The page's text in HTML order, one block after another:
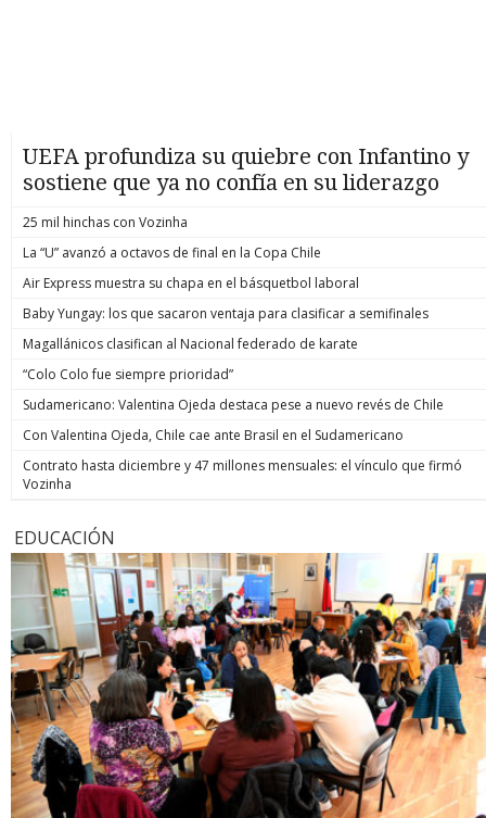
UEFA profundiza su quiebre con Infantino y
sostiene que ya no confía en su liderazgo
25 mil hinchas con Vozinha
La “U” avanzó a octavos de final en la Copa Chile
Air Express muestra su chapa en el básquetbol laboral
Baby Yungay: los que sacaron ventaja para clasificar a semifinales
Magallánicos clasifican al Nacional federado de karate
“Colo Colo fue siempre prioridad”
Sudamericano: Valentina Ojeda destaca pese a nuevo revés de Chile
Con Valentina Ojeda, Chile cae ante Brasil en el Sudamericano
Contrato hasta diciembre y 47 millones mensuales: el vínculo que firmó
Vozinha
EDUCACIÓN